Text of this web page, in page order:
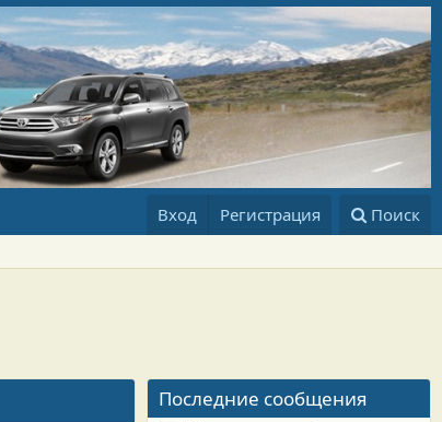
Вход Регистрация Поиск
Последние сообщения